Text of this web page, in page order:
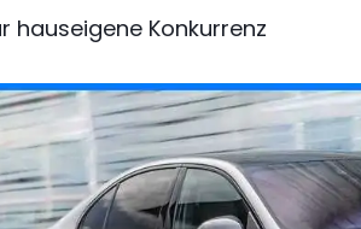
hauseigene Konkurrenz